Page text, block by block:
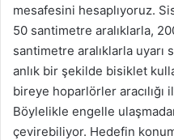
mesafesini hesaplıyoruz.
50 santimetre aralıklarla,
santimetre aralıklarla uyarı
anlık bir şekilde bisiklet
bireye hoparlörler
Böylelikle engelle
çevirebiliyor. Hedefin